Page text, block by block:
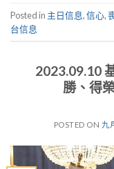
Posted in 主日信息,信心,
台信息
2023.09.10
勝、得
POSTED ON 九